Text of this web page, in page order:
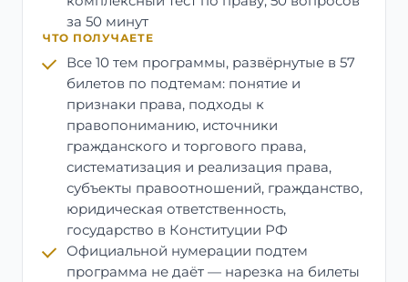
за 50 минут
ЧТО ПОЛУЧАЕТЕ
Все 10 тем программы, развёрнутые в 57
билетов по подтемам: понятие и
признаки права, подходы к
правопониманию, источники
гражданского и торгового права,
систематизация и реализация права,
субъекты правоотношений, гражданство,
юридическая ответственность,
государство в Конституции РФ
Официальной нумерации подтем
программа не даёт — нарезка на билеты